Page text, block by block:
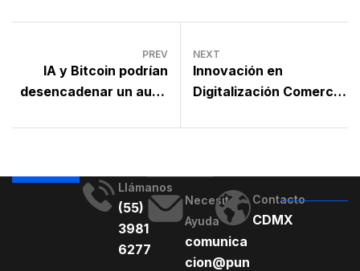
PREV
IA y Bitcoin podrían
desencadenar un auge
según Cathie Wood
NEXT
Innovación en
Digitalización Comercial
Llámanos
(55)
3981
6277
Necesito
Ayuda
comunica
cion@pun
Contacto
CDMX